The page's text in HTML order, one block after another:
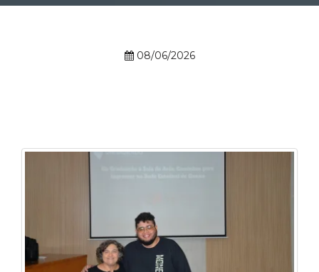
Calendário acadêmico
08/06/2026